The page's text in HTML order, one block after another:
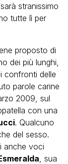
stranissimo
tutte lì per
proposto di
dei più lunghi,
confronti delle
parole carine
2009, sul
con una
. Qualcuno
del sesso.
anche voci
, sua